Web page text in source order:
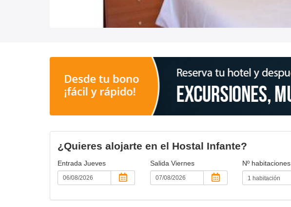
¿Quieres alojarte en el Hostal Infante?
Entrada Jueves Salida Viernes Nº habitaciones